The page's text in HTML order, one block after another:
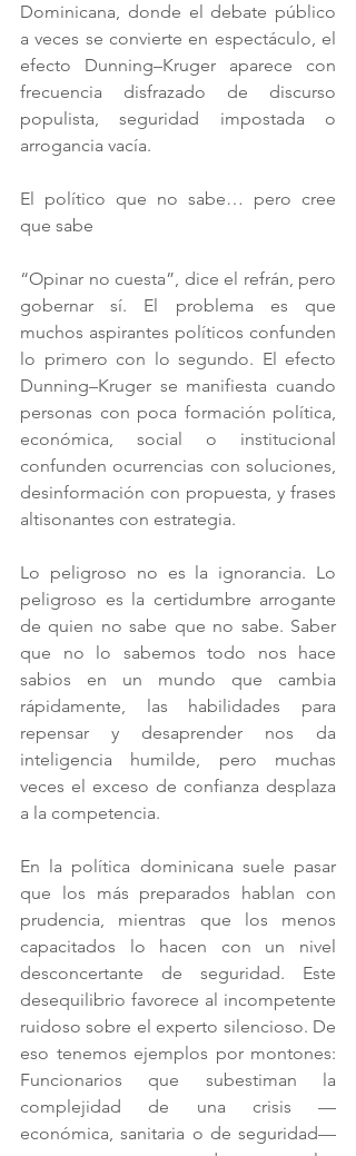
Dominicana, donde el debate público
a veces se convierte en espectáculo, el
efecto Dunning–Kruger aparece con
frecuencia disfrazado de discurso
populista, seguridad impostada o
arrogancia vacía.
El político que no sabe… pero cree
que sabe
“Opinar no cuesta”, dice el refrán, pero
gobernar sí. El problema es que
muchos aspirantes políticos confunden
lo primero con lo segundo. El efecto
Dunning–Kruger se manifiesta cuando
personas con poca formación política,
económica, social o institucional
confunden ocurrencias con soluciones,
desinformación con propuesta, y frases
altisonantes con estrategia.
Lo peligroso no es la ignorancia. Lo
peligroso es la certidumbre arrogante
de quien no sabe que no sabe. Saber
que no lo sabemos todo nos hace
sabios en un mundo que cambia
rápidamente, las habilidades para
repensar y desaprender nos da
inteligencia humilde, pero muchas
veces el exceso de confianza desplaza
a la competencia.
En la política dominicana suele pasar
que los más preparados hablan con
prudencia, mientras que los menos
capacitados lo hacen con un nivel
desconcertante de seguridad. Este
desequilibrio favorece al incompetente
ruidoso sobre el experto silencioso. De
eso tenemos ejemplos por montones:
Funcionarios que subestiman la
complejidad de una crisis —
económica, sanitaria o de seguridad—